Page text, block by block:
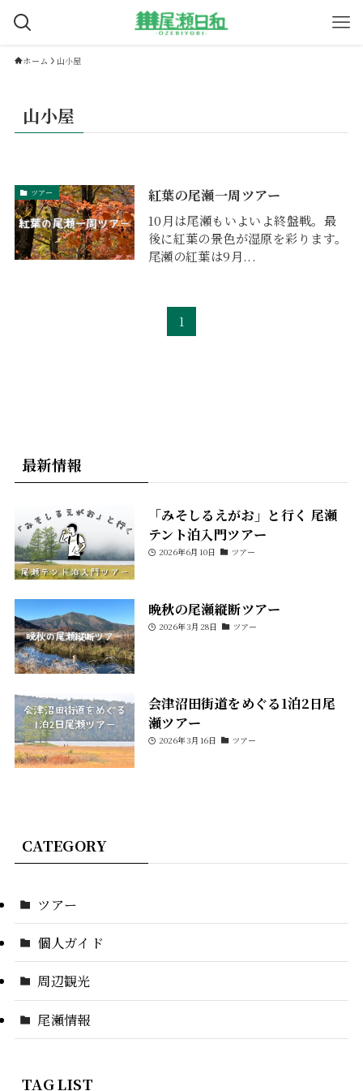
ホーム 山小屋
山小屋
ツアー 紅葉の尾瀬一周ツアー
10月は尾瀬もいよいよ終盤戦。最
後に紅葉の景色が湿原を彩ります。
尾瀬の紅葉は9月...
1
最新情報
「みそしるえがお」と行く 尾瀬
テント泊入門ツアー
2026年6月10日 ツアー
晩秋の尾瀬縦断ツアー
2026年3月28日 ツアー
会津沼田街道をめぐる1泊2日尾
瀬ツアー
2026年3月16日 ツアー
CATEGORY
ツアー
個人ガイド
周辺観光
尾瀬情報
TAG LIST